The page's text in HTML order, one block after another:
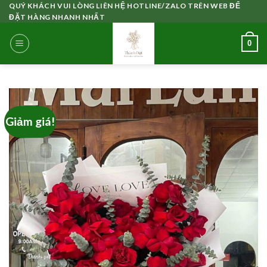
Skip
to
content
QUÝ KHÁCH VUI LÒNG LIÊN HỆ HOTLINE/ZALO TRÊN WEB ĐỂ
ĐẶT HÀNG NHANH NHẤT
0
Giảm giá!